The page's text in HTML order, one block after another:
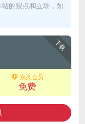
的观点和立场，如
下载
永久会员
免费